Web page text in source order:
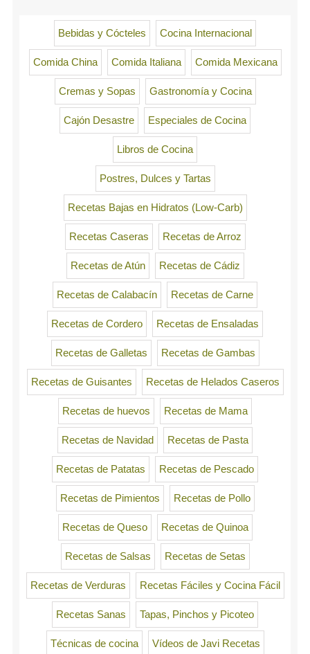
Bebidas y Cócteles Cocina Internacional
Comida China Comida Italiana Comida Mexicana
Cremas y Sopas Gastronomía y Cocina
Cajón Desastre Especiales de Cocina
Libros de Cocina
Postres, Dulces y Tartas
Recetas Bajas en Hidratos (Low-Carb)
Recetas Caseras Recetas de Arroz
Recetas de Atún Recetas de Cádiz
Recetas de Calabacín Recetas de Carne
Recetas de Cordero Recetas de Ensaladas
Recetas de Galletas Recetas de Gambas
Recetas de Guisantes Recetas de Helados Caseros
Recetas de huevos Recetas de Mama
Recetas de Navidad Recetas de Pasta
Recetas de Patatas Recetas de Pescado
Recetas de Pimientos Recetas de Pollo
Recetas de Queso Recetas de Quinoa
Recetas de Salsas Recetas de Setas
Recetas de Verduras Recetas Fáciles y Cocina Fácil
Recetas Sanas Tapas, Pinchos y Picoteo
Técnicas de cocina Vídeos de Javi Recetas